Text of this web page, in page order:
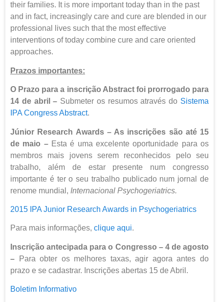
their families. It is more important today than in the past
and in fact, increasingly care and cure are blended in our
professional lives such that the most effective
interventions of today combine cure and care oriented
approaches.
Prazos importantes:
O Prazo para a inscrição Abstract foi prorrogado para
14 de abril – Submeter os resumos através do Sistema
IPA Congress Abstract.
Júnior Research Awards – As inscrições são até 15
de maio – Esta é uma excelente oportunidade para os
membros mais jovens serem reconhecidos pelo seu
trabalho, além de estar presente num congresso
importante é ter o seu trabalho publicado num jornal de
renome mundial, Internacional Psychogeriatrics.
2015 IPA Junior Research Awards in Psychogeriatrics
Para mais informações, clique aqui.
Inscrição antecipada para o Congresso – 4 de agosto
–
Para obter os melhores taxas, agir agora antes do
prazo e se cadastrar. Inscrições abertas 15 de Abril.
Boletim Informativo